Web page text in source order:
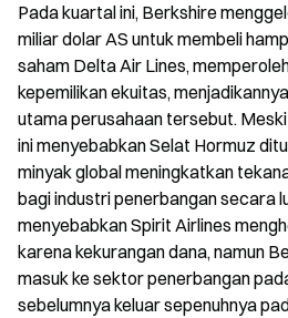
Pada kuartal ini, Berkshire
miliar dolar AS untuk membeli
saham Delta Air Lines,
kepemilikan ekuitas,
utama perusahaan tersebut.
ini menyebabkan Selat Hormuz
minyak global meningkatkan
bagi industri penerbangan secara
menyebabkan Spirit Airlines
karena kekurangan dana, namun
masuk ke sektor penerbangan
sebelumnya keluar sepenuhnya